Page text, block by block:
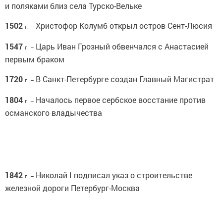
и поляками близ села Турско-Вельке
1502 г. – Христофор Колумб открыл остров Сент-Люсия
1547 г. – Царь Иван Грозный обвенчался с Анастасией
первым браком
1720 г. – В Санкт-Петербурге создан Главный Магистрат
1804 г. – Началось первое сербское восстание против
османского владычества
1842 г. – Николай I подписал указ о строительстве
железной дороги Петербург-Москва